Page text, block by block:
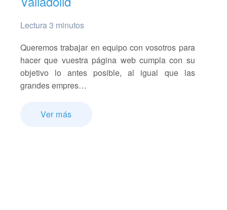
Lectura 3 minutos
Queremos trabajar en equipo con vosotros para
hacer que vuestra página web cumpla con su
objetivo lo antes posible, al igual que las
grandes empres…
Ver más